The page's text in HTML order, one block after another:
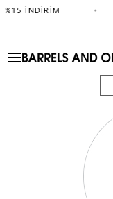
%15 İNDIRIM •